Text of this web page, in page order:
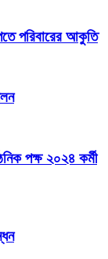
পরিবারের আকুতি
পক্ষ ২০২৪ কর্মী